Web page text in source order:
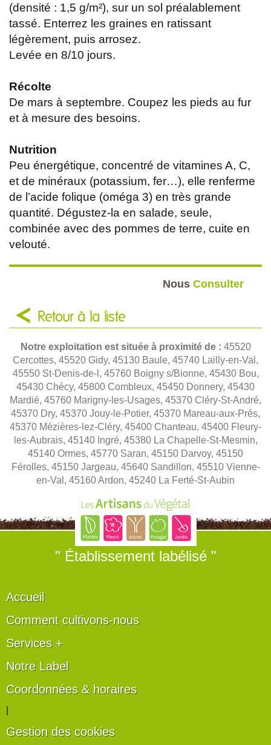
(densité : 1,5 g/m²), sur un sol préalablement
tassé. Enterrez les graines en ratissant
légèrement, puis arrosez.
Levée en 8/10 jours.
Récolte
De mars à septembre. Coupez les pieds au fur
et à mesure des besoins.
Nutrition
Peu énergétique, concentré de vitamines A, C,
et de minéraux (potassium, fer…), elle renferme
de l’acide folique (oméga 3) en très grande
quantité. Dégustez-la en salade, seule,
combinée avec des pommes de terre, cuite en
velouté.
Nous Consulter
Retour à la liste
Notre exploitation est située à proximité de : 45520
Cercottes, 45520 Gidy, 45130 Baule, 45740 Lailly-en-Val,
45550 St-Denis-de-l, 45760 Boigny s/Bionne, 45430 Bou,
45430 Chécy, 45800 Combleux, 45450 Donnery, 45430
Mardié, 45760 Marigny-les-Usages, 45370 Cléry-St-André,
45370 Dry, 45370 Jouy-le-Potier, 45370 Mareau-aux-Prés,
45370 Mézières-lez-Cléry, 45400 Chanteau, 45400 Fleury-
les-Aubrais, 45140 Ingré, 45380 La Chapelle-St-Mesmin,
45140 Ormes, 45770 Saran, 45150 Darvoy, 45150
Férolles, 45150 Jargeau, 45640 Sandillon, 45510 Vienne-
en-Val, 45160 Ardon, 45240 La Ferté-St-Aubin
" Établissement labélisé "
Accueil
Comment cultivons-nous
Services +
Notre Label
Coordonnées & horaires
Gestion des cookies